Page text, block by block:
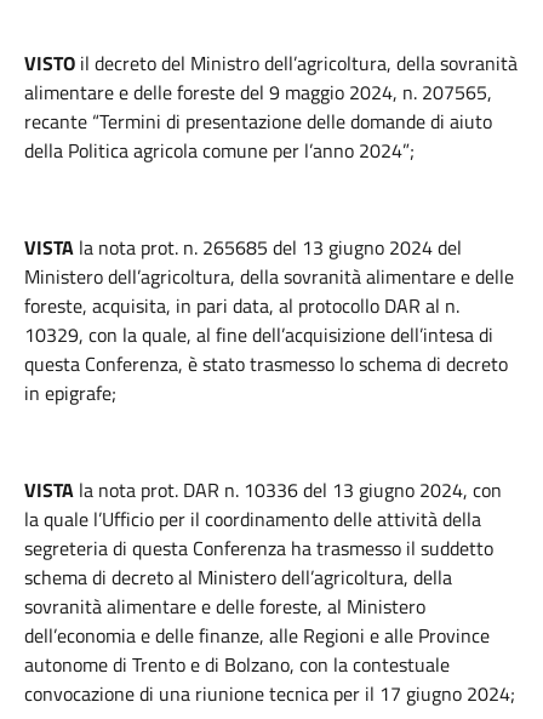
VISTO il decreto del Ministro dell’agricoltura, della sovranità
alimentare e delle foreste del 9 maggio 2024, n. 207565,
recante “Termini di presentazione delle domande di aiuto
della Politica agricola comune per l’anno 2024”;
VISTA la nota prot. n. 265685 del 13 giugno 2024 del
Ministero dell’agricoltura, della sovranità alimentare e delle
foreste, acquisita, in pari data, al protocollo DAR al n.
10329, con la quale, al fine dell’acquisizione dell’intesa di
questa Conferenza, è stato trasmesso lo schema di decreto
in epigrafe;
VISTA la nota prot. DAR n. 10336 del 13 giugno 2024, con
la quale l’Ufficio per il coordinamento delle attività della
segreteria di questa Conferenza ha trasmesso il suddetto
schema di decreto al Ministero dell’agricoltura, della
sovranità alimentare e delle foreste, al Ministero
dell’economia e delle finanze, alle Regioni e alle Province
autonome di Trento e di Bolzano, con la contestuale
convocazione di una riunione tecnica per il 17 giugno 2024;